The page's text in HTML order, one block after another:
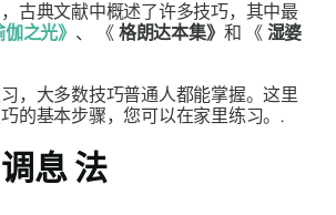
古典文献中概述了许多技巧，其中最
之光》 、 《 格朗达本集》 和 《 湿婆
，大多数技巧普通人都能掌握。这里
的基本步骤，您可以在家里练习。.
调息法